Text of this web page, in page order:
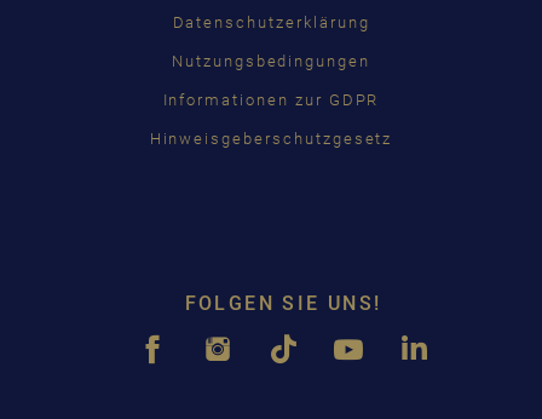
Datenschutzerklärung
Nutzungsbedingungen
Informationen zur GDPR
Hinweisgeberschutzgesetz
FOLGEN SIE UNS!